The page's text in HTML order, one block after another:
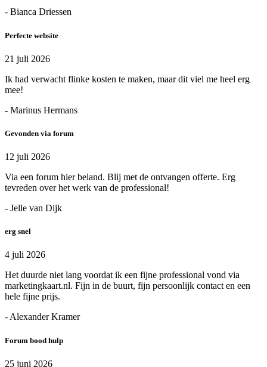
- Bianca Driessen
Perfecte website
21 juli 2026
Ik had verwacht flinke kosten te maken, maar dit viel me heel erg
mee!
- Marinus Hermans
Gevonden via forum
12 juli 2026
Via een forum hier beland. Blij met de ontvangen offerte. Erg
tevreden over het werk van de professional!
- Jelle van Dijk
erg snel
4 juli 2026
Het duurde niet lang voordat ik een fijne professional vond via
marketingkaart.nl. Fijn in de buurt, fijn persoonlijk contact en een
hele fijne prijs.
- Alexander Kramer
Forum bood hulp
25 juni 2026